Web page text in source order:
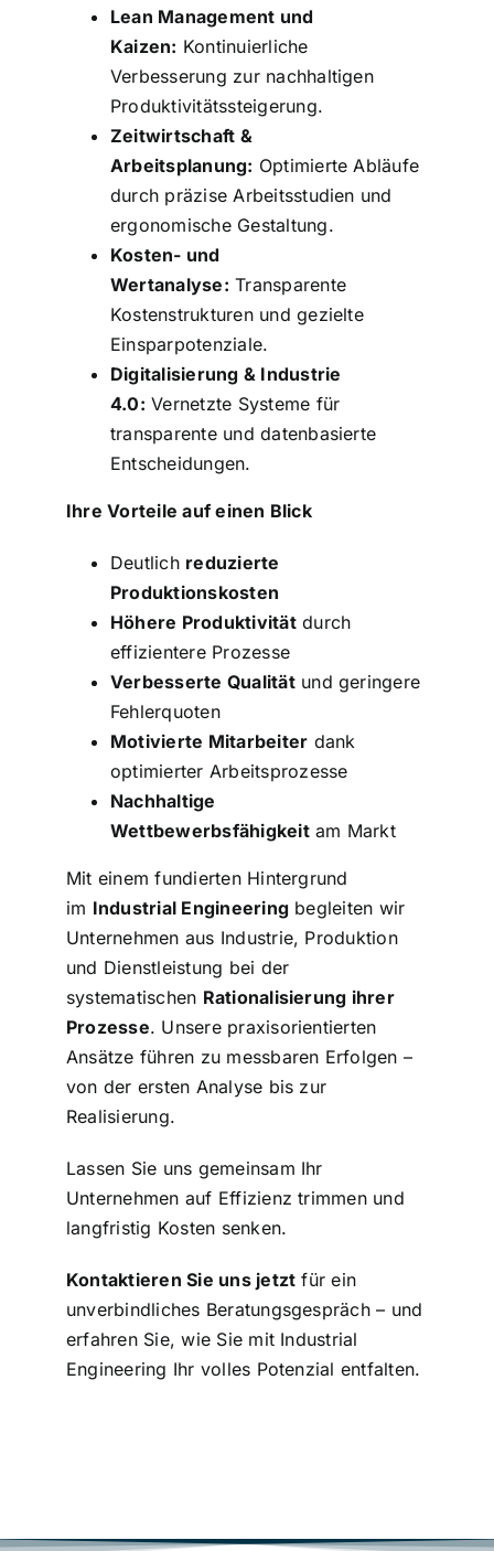
Lean Management und
Kaizen: Kontinuierliche
Verbesserung zur nachhaltigen
Produktivitätssteigerung.
Zeitwirtschaft &
Arbeitsplanung: Optimierte Abläufe
durch präzise Arbeitsstudien und
ergonomische Gestaltung.
Kosten- und
Wertanalyse: Transparente
Kostenstrukturen und gezielte
Einsparpotenziale.
Digitalisierung & Industrie
4.0: Vernetzte Systeme für
transparente und datenbasierte
Entscheidungen.
Ihre Vorteile auf einen Blick
Deutlich reduzierte
Produktionskosten
Höhere Produktivitätdurch
effizientere Prozesse
Verbesserte Qualitätund geringere
Fehlerquoten
Motivierte Mitarbeiter dank
optimierter Arbeitsprozesse
Nachhaltige
Wettbewerbsfähigkeitam Markt
Mit einem fundierten Hintergrund
im Industrial Engineering begleiten wir
Unternehmen aus Industrie, Produktion
und Dienstleistung bei der
systematischen Rationalisierung ihrer
Prozesse. Unsere praxisorientierten
Ansätze führen zu messbaren Erfolgen –
von der ersten Analyse bis zur
Realisierung.
Lassen Sie uns gemeinsam Ihr
Unternehmen auf Effizienz trimmen und
langfristig Kosten senken.
Kontaktieren Sie uns jetzt für ein
unverbindliches Beratungsgespräch – und
erfahren Sie, wie Sie mit Industrial
Engineering Ihr volles Potenzial entfalten.